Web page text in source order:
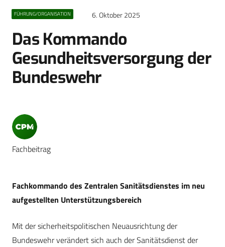
FÜHRUNG/ORGANISATION 6. Oktober 2025
Das Kommando
Gesundheitsversorgung der
Bundeswehr
Fachbeitrag
Fachkommando des Zentralen Sanitätsdienstes im neu
aufgestellten Unterstützungsbereich
Mit der sicherheitspolitischen Neuausrichtung der
Bundeswehr verändert sich auch der Sanitätsdienst der